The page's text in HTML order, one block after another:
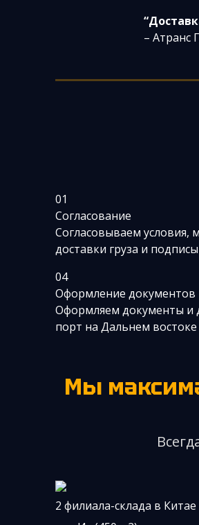
– Атранс
01
Согласование
Согласовываем условия,
доставки груза и
04
Оформление документов
Оформляем документы и
порт на Дальнем востоке
Мы
2 филиала-склада в Китае